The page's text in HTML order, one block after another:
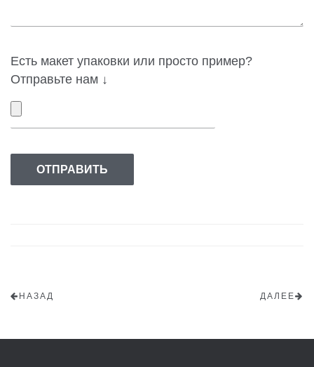
Есть макет упаковки или просто пример?
Отправьте нам ↓
НАЗАД ДАЛЕЕ